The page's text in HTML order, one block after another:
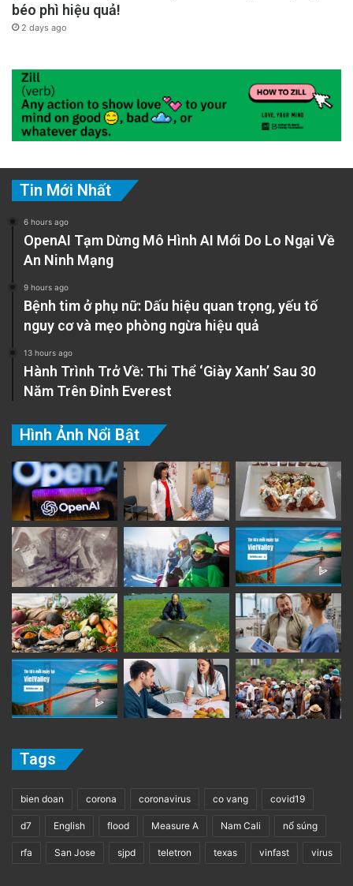
béo phì hiệu quả!
2 days ago
Tin Mới Nhất
6 hours ago
OpenAI Tạm Dừng Mô Hình AI Mới Do Lo Ngại Về
An Ninh Mạng
9 hours ago
Bệnh tim ở phụ nữ: Dấu hiệu quan trọng, yếu tố
nguy cơ và mẹo phòng ngừa hiệu quả
13 hours ago
Hành Trình Trở Về: Thi Thể ‘Giày Xanh’ Sau 30
Năm Trên Đỉnh Everest
Hình Ảnh Nổi Bật
Tags
bien doan corona coronavirus co vang covid19
d7 English flood Measure A Nam Cali nổ súng
rfa San Jose sjpd teletron texas vinfast virus